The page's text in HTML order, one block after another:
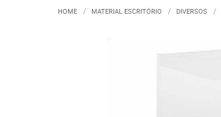
HOME MATERIAL ESCRITÓRIO DIVERSOS